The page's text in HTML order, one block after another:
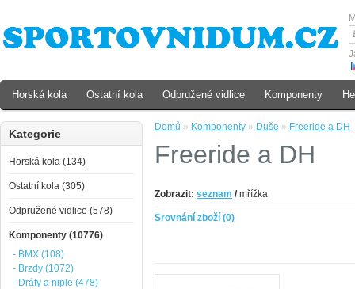
Domů » Komponenty » Duše » Freeride a DH
Freeride a DH
Zobrazit: seznam /mřížka
Srovnání zboží (0)
Kategorie
Horská kola (134)
Ostatní kola (305)
Odpružené vidlice (578)
Komponenty (10776)
- BMX (108)
- Brzdy (1072)
- Dráty a niple (478)
Horská kola Ostatní kola Odpružené vidlice Komponenty